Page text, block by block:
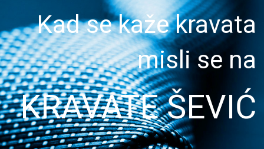
Kad se kaže kravata
misli se na
KRAVATE ŠEVIĆ